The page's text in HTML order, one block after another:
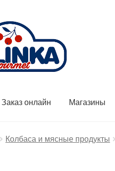
Заказ онлайн Магазины
Колбаса и мясные продукты